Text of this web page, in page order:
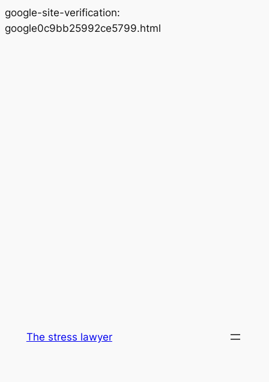
google-site-verification:
google0c9bb25992ce5799.html
The stress lawyer